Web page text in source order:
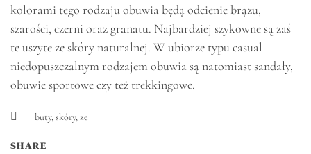
kolorami tego rodzaju obuwia będą odcienie brązu,
szarości, czerni oraz granatu. Najbardziej szykowne są zaś
te uszyte ze skóry naturalnej. W ubiorze typu casual
niedopuszczalnym rodzajem obuwia są natomiast sandały,
obuwie sportowe czy też trekkingowe.
buty,skóry,ze
SHARE